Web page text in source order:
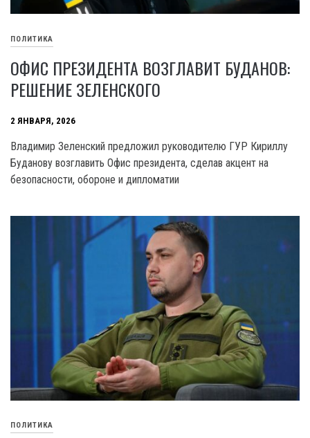
ПОЛИТИКА
ОФИС ПРЕЗИДЕНТА ВОЗГЛАВИТ БУДАНОВ:
РЕШЕНИЕ ЗЕЛЕНСКОГО
2 ЯНВАРЯ, 2026
Владимир Зеленский предложил руководителю ГУР Кириллу
Буданову возглавить Офис президента, сделав акцент на
безопасности, обороне и дипломатии
ПОЛИТИКА